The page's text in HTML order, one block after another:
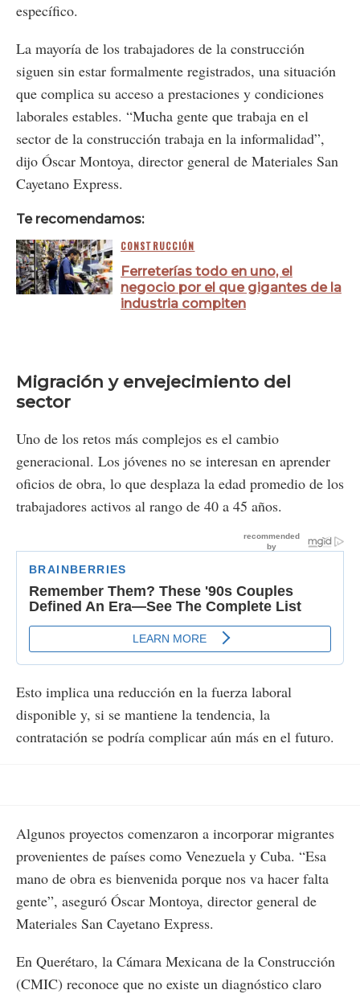
específico.
La mayoría de los trabajadores de la construcción
siguen sin estar formalmente registrados, una situación
que complica su acceso a prestaciones y condiciones
laborales estables. “Mucha gente que trabaja en el
sector de la construcción trabaja en la informalidad”,
dijo Óscar Montoya, director general de Materiales San
Cayetano Express.
Te recomendamos:
CONSTRUCCIÓN
Ferreterías todo en uno, el
negocio por el que gigantes de la
industria compiten
Migración y envejecimiento del
sector
Uno de los retos más complejos es el cambio
generacional. Los jóvenes no se interesan en aprender
oficios de obra, lo que desplaza la edad promedio de los
trabajadores activos al rango de 40 a 45 años.
Esto implica una reducción en la fuerza laboral
disponible y, si se mantiene la tendencia, la
contratación se podría complicar aún más en el futuro.
Algunos proyectos comenzaron a incorporar migrantes
provenientes de países como Venezuela y Cuba. “Esa
mano de obra es bienvenida porque nos va hacer falta
gente”, aseguró Óscar Montoya, director general de
Materiales San Cayetano Express.
En Querétaro, la Cámara Mexicana de la Construcción
(CMIC) reconoce que no existe un diagnóstico claro